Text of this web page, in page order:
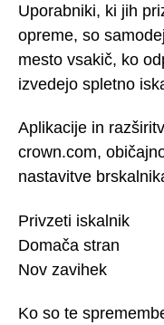
Uporabniki, ki jih
opreme, so
mesto vsakič, ko
izvedejo spletno
Aplikacije in
crown.com,
nastavitve
Privzeti iskalnik
Domača stran
Nov zavihek
Ko so te